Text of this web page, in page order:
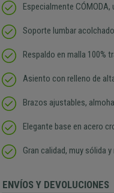
Especialmente CÓMODA,
Soporte lumbar
Respaldo en malla 100%
Asiento con relleno de
Brazos ajustables,
Elegante base en acero
Gran calidad, muy sólida
ENVÍOS Y DEVOLUCIONES